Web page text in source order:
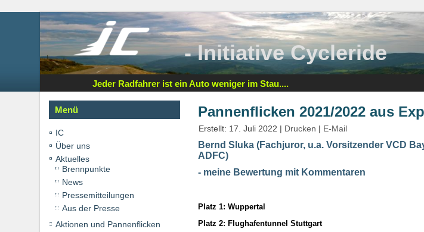
- Initiative Cycleride
Jeder Radfahrer ist ein Auto weniger im Stau....
Menü
IC
Über uns
Aktuelles
Brennpunkte
News
Pressemitteilungen
Aus der Presse
Aktionen und Pannenflicken
Pannenflicken 2021/2022 aus
Erstellt: 17. Juli 2022 | Drucken | E-Mail
Bernd Sluka (Fachjuror, u.a. Vorsitzender VCD
ADFC)
- meine Bewertung mit Kommentaren
Platz 1: Wuppertal
Platz 2: Flughafentunnel Stuttgart